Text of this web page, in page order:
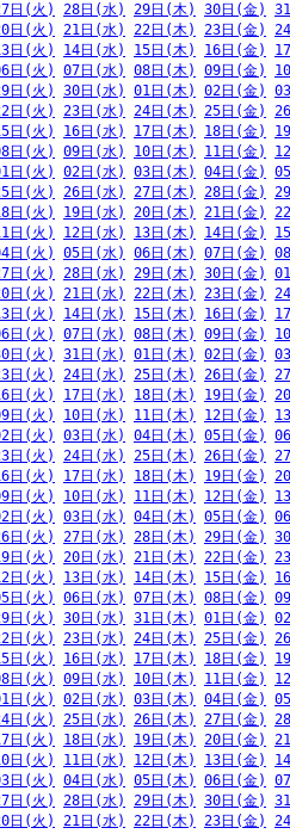
日(火) 28日(水) 29日(木) 30日(金)
日(火) 21日(水) 22日(木) 23日(金)
日(火) 14日(水) 15日(木) 16日(金)
日(火) 07日(水) 08日(木) 09日(金)
日(火) 30日(水) 01日(木) 02日(金)
日(火) 23日(水) 24日(木) 25日(金)
日(火) 16日(水) 17日(木) 18日(金)
日(火) 09日(水) 10日(木) 11日(金)
日(火) 02日(水) 03日(木) 04日(金)
日(火) 26日(水) 27日(木) 28日(金)
日(火) 19日(水) 20日(木) 21日(金)
日(火) 12日(水) 13日(木) 14日(金)
日(火) 05日(水) 06日(木) 07日(金)
日(火) 28日(水) 29日(木) 30日(金)
日(火) 21日(水) 22日(木) 23日(金)
日(火) 14日(水) 15日(木) 16日(金)
日(火) 07日(水) 08日(木) 09日(金)
日(火) 31日(水) 01日(木) 02日(金)
日(火) 24日(水) 25日(木) 26日(金)
日(火) 17日(水) 18日(木) 19日(金)
日(火) 10日(水) 11日(木) 12日(金)
日(火) 03日(水) 04日(木) 05日(金)
日(火) 24日(水) 25日(木) 26日(金)
日(火) 17日(水) 18日(木) 19日(金)
日(火) 10日(水) 11日(木) 12日(金)
日(火) 03日(水) 04日(木) 05日(金)
日(火) 27日(水) 28日(木) 29日(金)
日(火) 20日(水) 21日(木) 22日(金)
日(火) 13日(水) 14日(木) 15日(金)
日(火) 06日(水) 07日(木) 08日(金)
日(火) 30日(水) 31日(木) 01日(金)
日(火) 23日(水) 24日(木) 25日(金)
日(火) 16日(水) 17日(木) 18日(金)
日(火) 09日(水) 10日(木) 11日(金)
日(火) 02日(水) 03日(木) 04日(金)
日(火) 25日(水) 26日(木) 27日(金)
日(火) 18日(水) 19日(木) 20日(金)
日(火) 11日(水) 12日(木) 13日(金)
日(火) 04日(水) 05日(木) 06日(金)
日(火) 28日(水) 29日(木) 30日(金)
日(火) 21日(水) 22日(木) 23日(金)